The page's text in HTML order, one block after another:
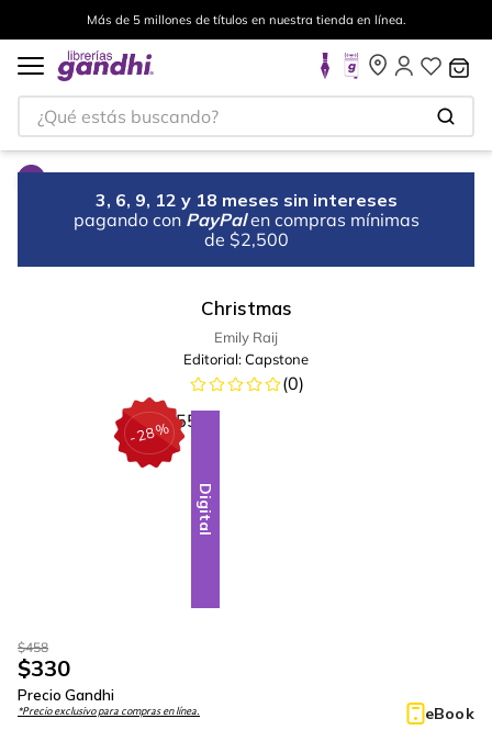
Más de 5 millones de títulos en nuestra tienda en línea.
¿Qué estás buscando?
3, 6, 9, 12 y 18 meses sin intereses
pagando con PayPal en compras mínimas
de $2,500
Christmas
Emily Raij
Editorial:Capstone
(0)
-28%
Digital
$458
$330
Precio Gandhi
*Precio exclusivo para compras en línea. eBook